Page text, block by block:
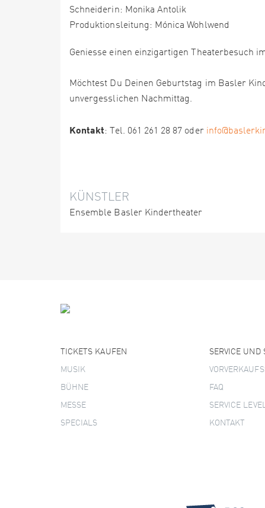
Schneiderin: Monika Antolik
Produktionsleitung: Mónica Wohlwend
Geniesse einen einzigartigen Theaterbesuch
Möchtest Du Deinen Geburtstag im Basler
unvergesslichen Nachmittag.
Kontakt: Tel. 061 261 28 87 oder
KÜNSTLER
Ensemble Basler Kindertheater
TICKETS KAUFEN
MUSIK
BÜHNE
MESSE
SPECIALS
SERVICE UND
FAQ
SERVICE
KONTAKT